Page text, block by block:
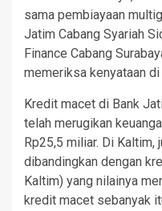
sama pembiayaan
Jatim Cabang Syariah
Finance Cabang
memeriksa kenyataan di
Kredit macet di Bank
telah merugikan
Rp25,5 miliar. Di
dibandingkan dengan
Kaltim) yang nilainya
kredit macet sebanyak